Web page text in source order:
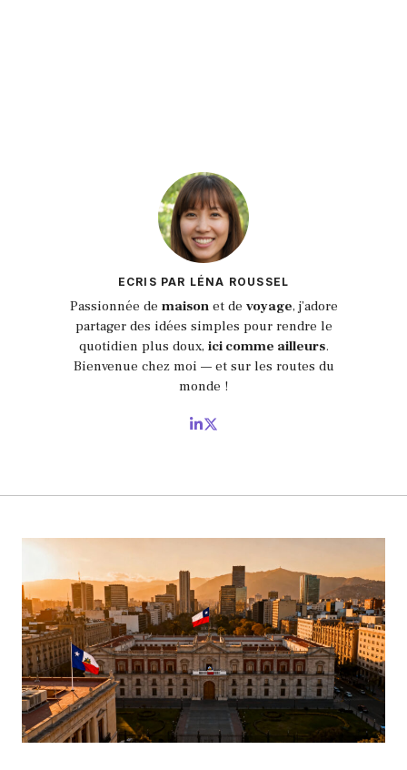
ECRIS PAR LÉNA ROUSSEL
Passionnée de maisonet de voyage, j’adore
partager des idées simples pour rendre le
quotidien plus doux, ici comme ailleurs.
Bienvenue chez moi — et sur les routes du
monde !